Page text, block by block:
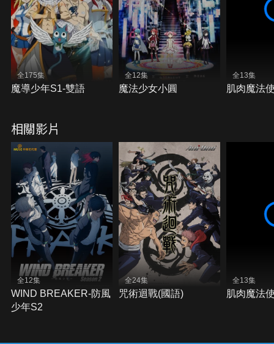
全175集
魔導少年S1-雙語
全12集
魔法少女小圓
全13集
肌肉魔法
相關影片
全12集
WIND BREAKER-防風
少年S2
全24集
咒術迴戰(國語)
全13集
肌肉魔法